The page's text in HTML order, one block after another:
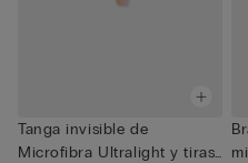
Tanga invisible de
Microfibra Ultralight y tiras